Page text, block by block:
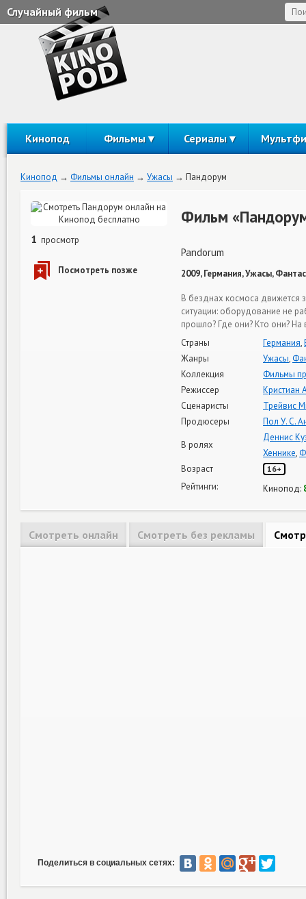
Случайный фильм
Кинопод Фильмы Сериалы
Кинопод Фильмы онлайн Ужасы Пандорум
1 просмотр
Фильм
Pandorum
2009, Германия, Ужасы,
В безднах космоса движется
ситуации: оборудование не
прошло? Где они? Кто они? На
Страны
Германия,
Жанры
Ужасы,
Коллекция
Фильмы
Режиссер
Кристиан
Сценаристы
Трейвис
Продюсеры
Пол У. С.
В ролях
Деннис
Хеннике,
Возраст
16+
Рейтинги: Кинопод:
Смотреть онлайн Смотреть без рекламы
Поделиться в социальных сетях: